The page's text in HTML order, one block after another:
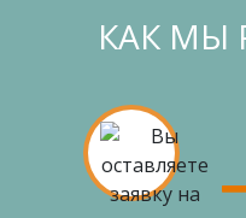
КАК МЫ